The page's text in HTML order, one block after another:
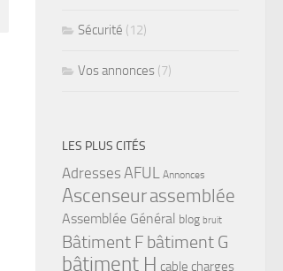
Sécurité (12)
Vos annonces (7)
LES PLUS CITÉS
Adresses AFUL Annonces
Ascenseurassemblée
Assemblée Général blog bruit
Bâtiment F bâtiment G
bâtiment H cable charges